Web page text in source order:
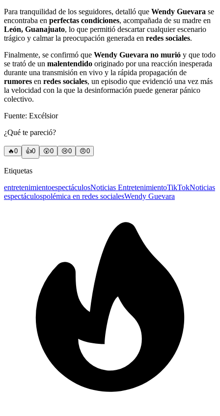
Para tranquilidad de los seguidores, detalló que Wendy Guevara se
encontraba en perfectas condiciones, acompañada de su madre en
León, Guanajuato, lo que permitió descartar cualquier escenario
trágico y calmar la preocupación generada en redes sociales.
Finalmente, se confirmó que Wendy Guevara no murió y que todo
se trató de un malentendido originado por una reacción inesperada
durante una transmisión en vivo y la rápida propagación de
rumores en redes sociales, un episodio que evidenció una vez más
la velocidad con la que la desinformación puede generar pánico
colectivo.
Fuente: Excélsior
¿Qué te pareció?
🔥0 👍0 😲0 😢0 😠0
Etiquetas
entretenimientoespectáculosNoticias EntretenimientoTikTokNoticias
espectáculospolémica en redes socialesWendy Guevara